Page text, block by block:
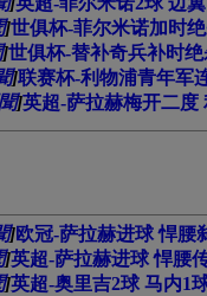
]世俱杯-菲尔米诺加时
]世俱杯-替补奇兵补时
]联赛杯-利物浦青年军
]英超-萨拉赫梅开二度
]欧冠-萨拉赫进球 悍腰
]英超-萨拉赫进球 悍腰
]英超-奥里吉2球 马内1